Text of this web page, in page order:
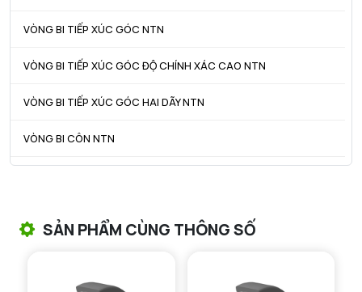
VÒNG BI TIẾP XÚC GÓC NTN
VÒNG BI TIẾP XÚC GÓC ĐỘ CHÍNH XÁC CAO NTN
VÒNG BI TIẾP XÚC GÓC HAI DÃY NTN
VÒNG BI CÔN NTN
VÒNG BI KIM NTN
SẢN PHẨM CÙNG THÔNG SỐ